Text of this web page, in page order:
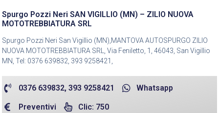
Spurgo Pozzi Neri SAN VIGILLIO (MN) – ZILIO NUOVA
MOTOTREBBIATURA SRL
Spurgo Pozzi Neri San Vigillio (MN),MANTOVA AUTOSPURGO ZILIO
NUOVA MOTOTREBBIATURA SRL, Via Feniletto, 1, 46043, San Vigillio
MN, Tel: 0376 639832, 393 9258421,
0376 639832, 393 9258421 Whatsapp
Preventivi Clic: 750